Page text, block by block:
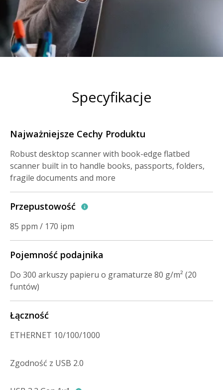
Specyfikacje
Najważniejsze Cechy Produktu
Robust desktop scanner with book-edge flatbed
scanner built in to handle books, passports, folders,
fragile documents and more
Przepustowość
85 ppm / 170 ipm
Pojemność podajnika
Do 300 arkuszy papieru o gramaturze 80 g/m² (20
funtów)
Łączność
ETHERNET 10/100/1000
Zgodność z USB 2.0